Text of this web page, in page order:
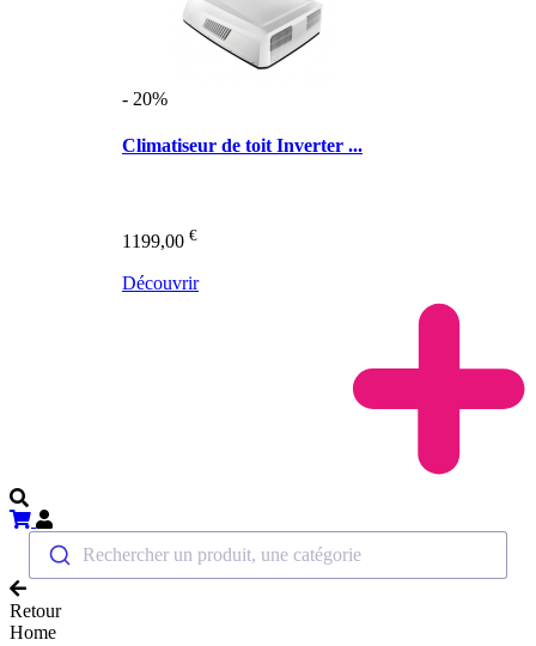
- 20%
Climatiseur de toit Inverter ...
1199,00 €
Découvrir
Rechercher un produit, une catégorie
Retour
Home